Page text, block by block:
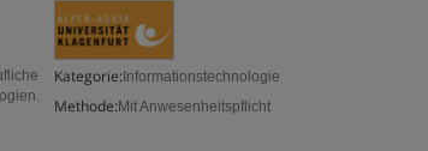
Kategorie: Informationstechnologie
Methode: Mit Anwesenheitspflicht